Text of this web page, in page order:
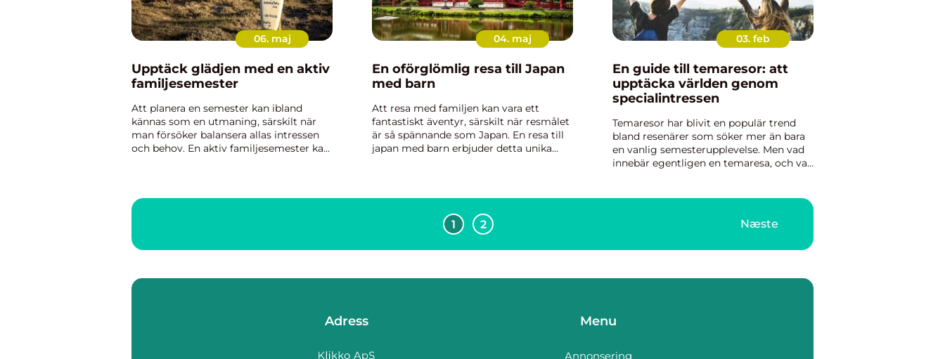
06. maj
Upptäck glädjen med en aktiv
familjesemester
Att planera en semester kan ibland
kännas som en utmaning, särskilt när
man försöker balansera allas intressen
och behov. En aktiv familjesemester kan
04. maj
En oförglömlig resa till Japan
med barn
Att resa med familjen kan vara ett
fantastiskt äventyr, särskilt när resmålet
är så spännande som Japan. En resa till
japan med barn erbjuder detta unika
03. feb
En guide till temaresor: att
upptäcka världen genom
specialintressen
Temaresor har blivit en populär trend
bland resenärer som söker mer än bara
en vanlig semesterupplevelse. Men vad
innebär egentligen en temaresa, och vad
1 2 Næste
Adress Menu
Annonsering